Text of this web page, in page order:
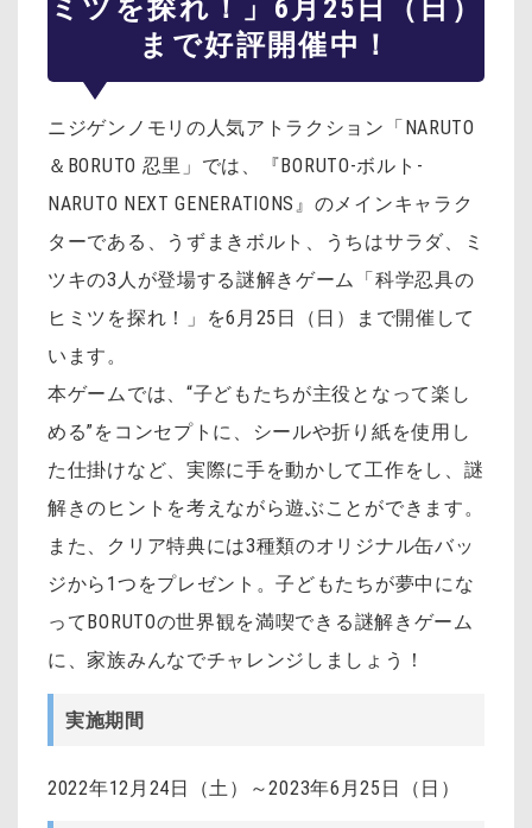
ミツを探れ！」6月25日（日）
まで好評開催中！
ニジゲンノモリの人気アトラクション「NARUTO
＆BORUTO 忍里」では、『BORUTO-ボルト-
NARUTO NEXT GENERATIONS』のメインキャラク
ターである、うずまきボルト、うちはサラダ、ミ
ツキの3人が登場する謎解きゲーム「科学忍具の
ヒミツを探れ！」を6月25日（日）まで開催して
います。
本ゲームでは、“子どもたちが主役となって楽し
める”をコンセプトに、シールや折り紙を使用し
た仕掛けなど、実際に手を動かして工作をし、謎
解きのヒントを考えながら遊ぶことができます。
また、クリア特典には3種類のオリジナル缶バッ
ジから1つをプレゼント。子どもたちが夢中にな
ってBORUTOの世界観を満喫できる謎解きゲーム
に、家族みんなでチャレンジしましょう！
実施期間
2022年12月24日（土）～2023年6月25日（日）